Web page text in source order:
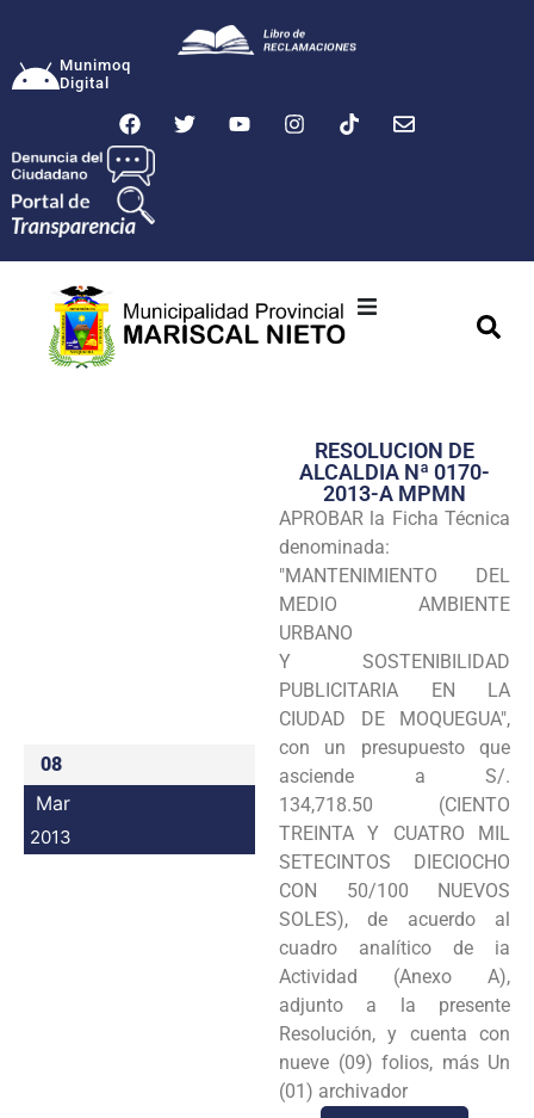
Munimoq
Digital
Transparencia
Seguridad
Programas
Intranet
08
Mar
2013
RESOLUCION DE
ALCALDIA Nª 0170-
2013-A MPMN
APROBAR la Ficha Técnica
denominada:
"MANTENIMIENTO DEL
MEDIO AMBIENTE
URBANO
Y SOSTENIBILlDAD
PUBLICITARIA EN LA
CIUDAD DE MOQUEGUA",
con un presupuesto que
asciende a S/.
134,718.50 (CIENTO
TREINTA Y CUATRO MIL
SETECINTOS DIECIOCHO
CON 50/100 NUEVOS
SOLES), de acuerdo al
cuadro analítico de ia
Actividad (Anexo A),
adjunto a la presente
Resolución, y cuenta con
nueve (09) folios, más Un
(01) archivador